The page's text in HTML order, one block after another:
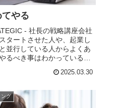
てやる
- 社長の戦略講座会社
タートさせた人や、起業し
並行している人からよくあ
るべき事はわかっているの
特に起業初期は...2025.03.30
ング